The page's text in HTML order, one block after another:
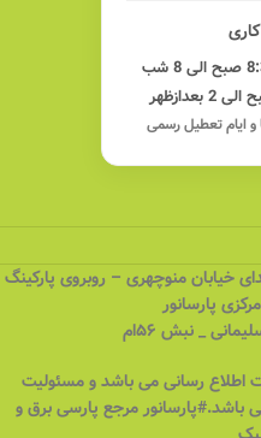
ایام تعطیل رسمی
خیابان منوچهری – روبروی پارکینگ
_ نبش ۵۶ام
اطلاع رسانی می باشد و مسئولیت
باشد.#پارسانور مرجع پارسی برق و